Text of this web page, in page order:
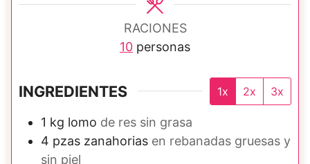
RACIONES
10 personas
INGREDIENTES 1x 2x 3x
1 kg lomo de res sin grasa
4 pzas zanahorias en rebanadas gruesas y
sin piel